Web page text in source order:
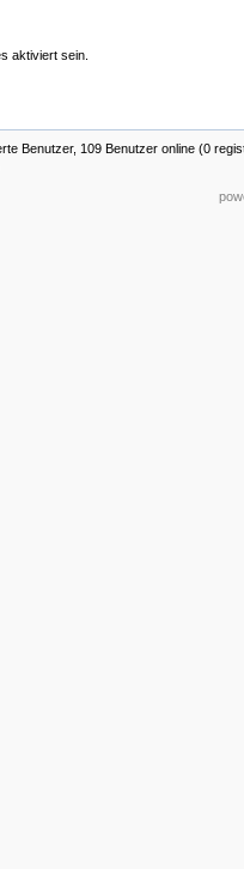
aktiviert sein.
Benutzer, 109 Benutzer online (0